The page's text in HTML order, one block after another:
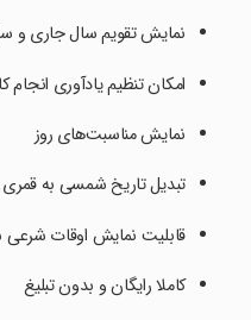
نمایش تقویم سال جاری و
امکان تنظیم یادآوری انجام
نمایش مناسبت‌های روز
تبدیل تاریخ شمسی به قمری
قابلیت نمایش اوقات شرعی
کاملا رایگان و بدون تبلیغ